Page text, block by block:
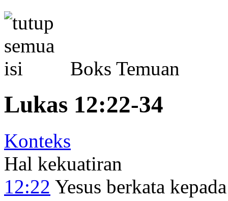
Boks Temuan
Lukas 12:22-34
Konteks
Hal kekuatiran
12:22 Yesus berkata